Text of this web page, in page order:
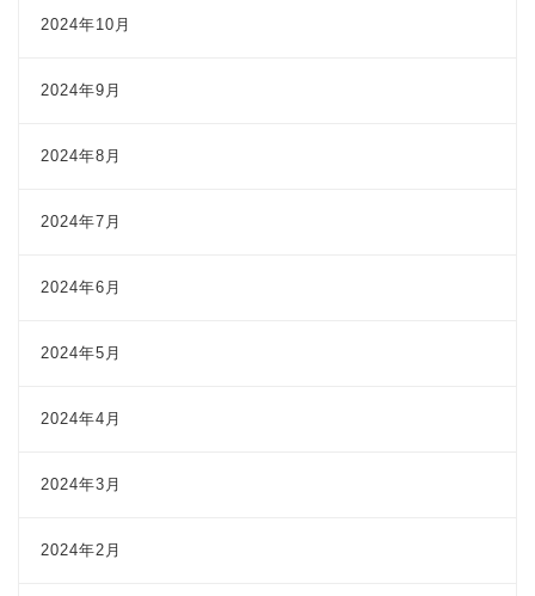
2024年10月
2024年9月
2024年8月
2024年7月
2024年6月
2024年5月
2024年4月
2024年3月
2024年2月